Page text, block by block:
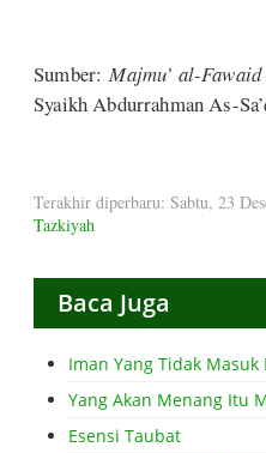
Sumber:Majmu’ al-
Syaikh Abdurrahman As-
Terakhir diperbaru: Sabtu, 23
Tazkiyah
Baca Juga
Iman Yang Tidak Masuk
Yang Akan Menang Itu
Esensi Taubat